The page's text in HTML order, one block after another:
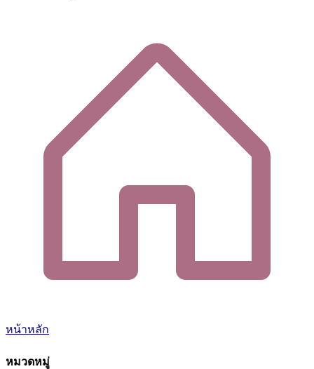
หน้าหลัก
หมวดหมู่